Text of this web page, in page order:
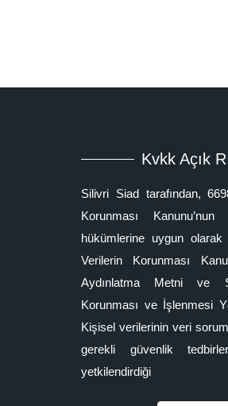
Kvkk Açık
Silivri Siad tarafından,
Korunması
hükümlerine uygun
Verilerin Korunması
Aydınlatma Metni ve
Korunması ve İşlenmesi
Kişisel verilerinin veri
gerekli güvenlik
yetkilendirdiği